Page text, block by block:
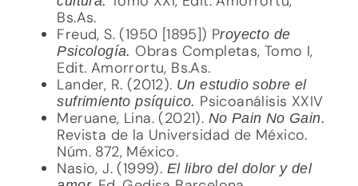
Bs.As.
Freud, S. (1950 [1895]) Proyecto de
Psicología. Obras Completas, Tomo I,
Edit. Amorrortu, Bs.As.
Lander, R. (2012). Un estudio sobre el
sufrimiento psíquico. Psicoanálisis XXIV
Meruane, Lina. (2021). No Pain No Gain.
Revista de la Universidad de México.
Núm. 872, México.
Nasio, J. (1999). El libro del dolor y del